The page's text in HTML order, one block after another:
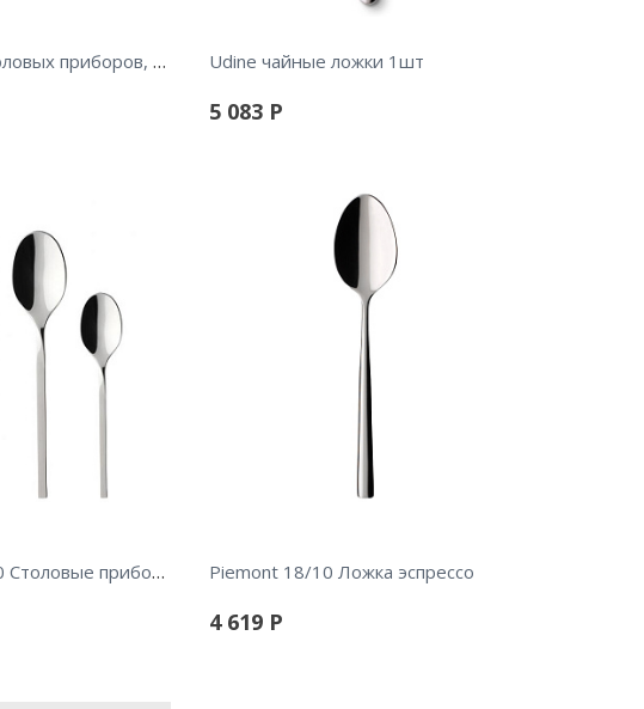
Victor Набор столовых приборов, 24 предмета Udine чайные ложки 1шт
5 083 Р
New Wave 18/10 Столовые приборы 24 пр. Piemont 18/10 Ложка эспрессо
4 619 Р